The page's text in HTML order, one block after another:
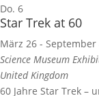
Do. 6
Star Trek at 60
März 26 - September
Science Museum
United Kingdom
60 Jahre Star Trek –